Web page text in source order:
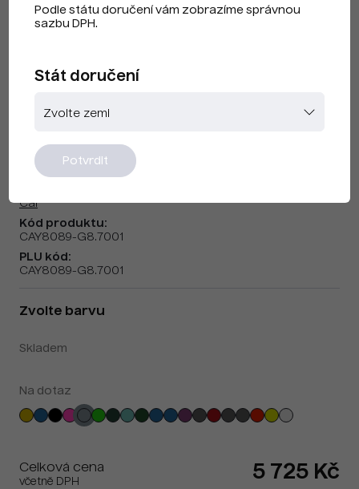
Cai F240404 Silver Grey
Cai
Kód produktu:
CAY8089-G8.7001
PLU kód:
CAY8089-G8.7001
Zvolte barvu
Skladem
Na dotaz
Celková cena
včetně DPH 5 725 Kč
Podle státu doručení vám zobrazíme správnou
sazbu DPH.
Stát doručení
Potvrdit